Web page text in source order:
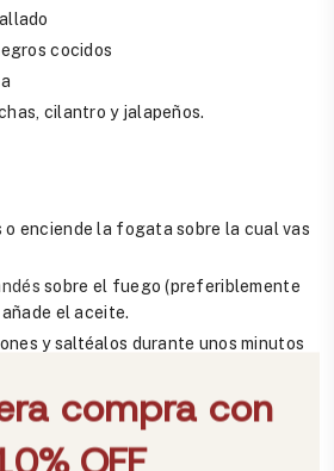
cocidos
cilantro y jalapeños.
o enciende la fogata sobre la cual vas
sobre el fuego (preferiblemente
el aceite.
y saltéalos durante unos minutos
a ablandarse.
y sofríelas con los pimentones hasta
translúcidas.
y la sal, y saltea por 30 segundos.